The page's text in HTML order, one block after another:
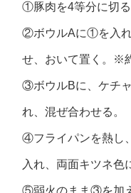
①豚肉を4等分に切
②ボウルAに①を入れ
せ、おいて置く。※
③ボウルBに、ケチ
れ、混ぜ合わせる。
④フライパンを熱し
入れ、両面キツネ色
⑤弱火のまま③を加